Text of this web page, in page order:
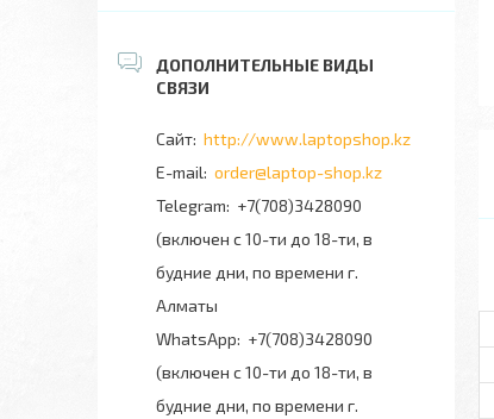
http://www.laptopshop.kz
order@laptop-shop.kz
+7(708)3428090
(включен с 10-ти до 18-ти, в
будние дни, по времени г.
Алматы
+7(708)3428090
(включен с 10-ти до 18-ти, в
будние дни, по времени г.